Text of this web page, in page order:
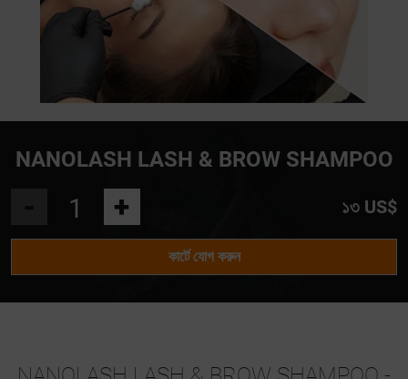
NANOLASH LASH & BROW SHAMPOO
+ ১৩ US$
কার্টে যোগ করুন